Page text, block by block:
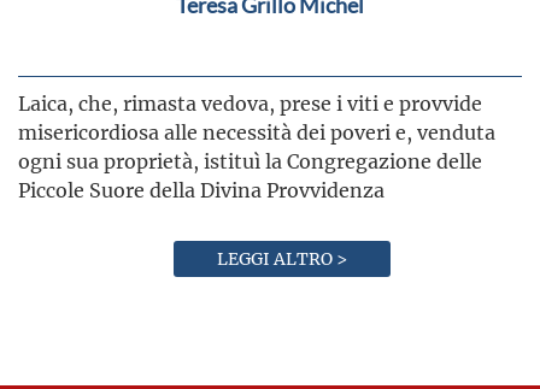
Laica, che, rimasta vedova, prese i viti e provvide
misericordiosa alle necessità dei poveri e, venduta
ogni sua proprietà, istituì la Congregazione delle
Piccole Suore della Divina Provvidenza
LEGGI ALTRO >